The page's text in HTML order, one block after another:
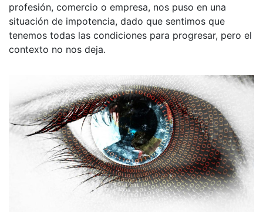
profesión, comercio o empresa, nos puso en una
situación de impotencia, dado que sentimos que
tenemos todas las condiciones para progresar, pero el
contexto no nos deja.